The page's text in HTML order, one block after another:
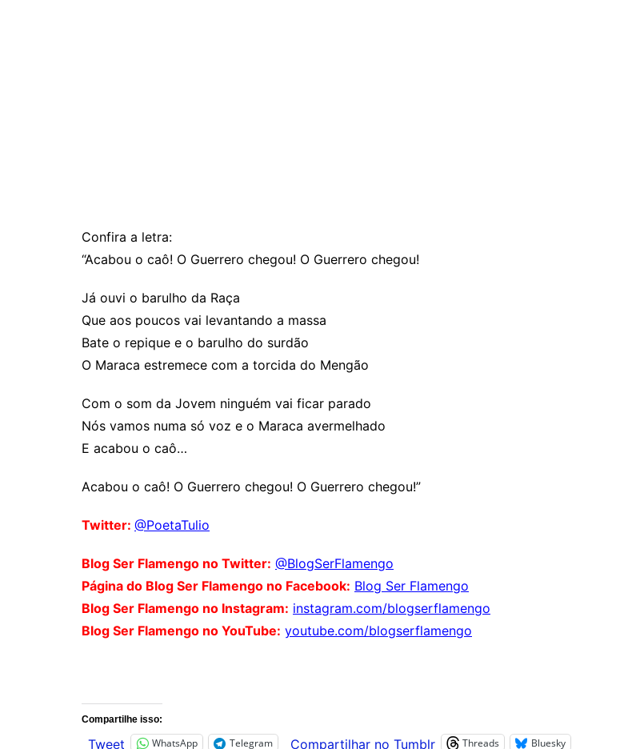
Confira a letra:
“Acabou o caô! O Guerrero chegou! O Guerrero chegou!
Já ouvi o barulho da Raça
Que aos poucos vai levantando a massa
Bate o repique e o barulho do surdão
O Maraca estremece com a torcida do Mengão
Com o som da Jovem ninguém vai ficar parado
Nós vamos numa só voz e o Maraca avermelhado
E acabou o caô…
Acabou o caô! O Guerrero chegou! O Guerrero chegou!”
Twitter: @PoetaTulio
Blog Ser Flamengo no Twitter: @BlogSerFlamengo
Página do Blog Ser Flamengo no Facebook: Blog Ser Flamengo
Blog Ser Flamengo no Instagram: instagram.com/blogserflamengo
Blog Ser Flamengo no YouTube: youtube.com/blogserflamengo
Compartilhe isso:
Tweet WhatsApp Telegram Compartilhar no Tumblr Threads Bluesky